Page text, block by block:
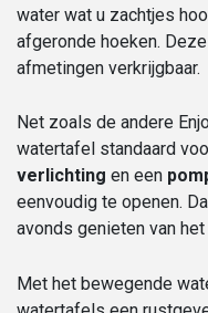
water wat u zachtjes
afgeronde hoeken.
afmetingen verkrijgbaar.
Net zoals de andere
watertafel standaard
verlichting en een
eenvoudig te openen.
avonds genieten van
Met het bewegende